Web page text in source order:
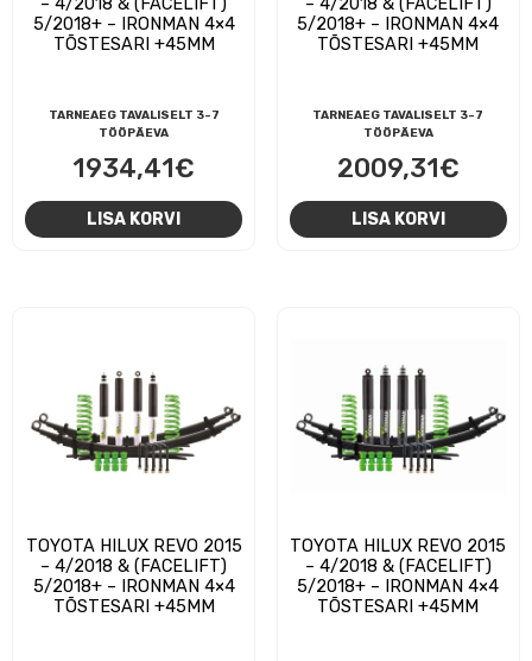
5/2018+ – IRONMAN 4×4
TÕSTESARI +45MM
TARNEAEG TAVALISELT 3-7
TÖÖPÄEVA
1934,41€
LISA KORVI
5/2018+ – IRONMAN 4×4
TÕSTESARI +45MM
TARNEAEG TAVALISELT 3-7
TÖÖPÄEVA
2009,31€
LISA KORVI
TOYOTA HILUX REVO 2015
– 4/2018 & (FACELIFT)
5/2018+ – IRONMAN 4×4
TÕSTESARI +45MM
TOYOTA HILUX REVO 2015
– 4/2018 & (FACELIFT)
5/2018+ – IRONMAN 4×4
TÕSTESARI +45MM